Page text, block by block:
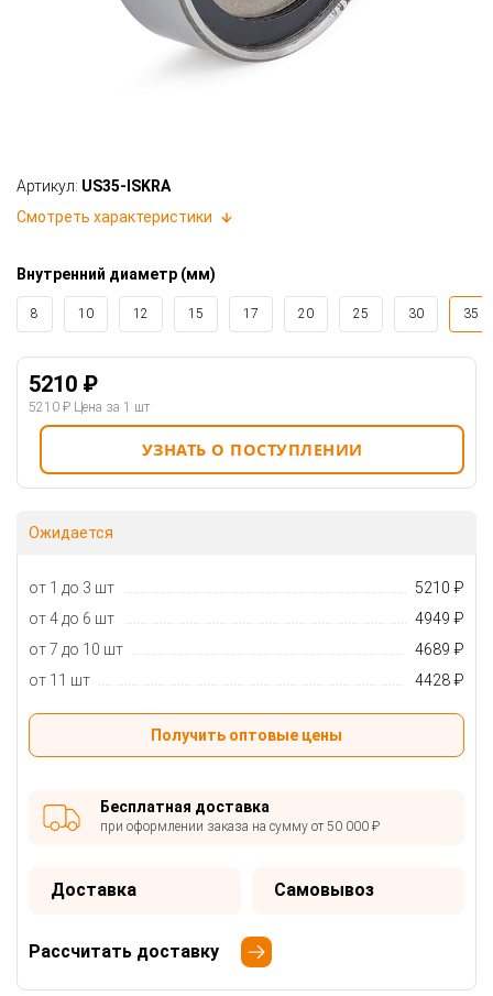
Артикул: US35-ISKRA
Смотреть характеристики
Внутренний диаметр (мм)
8 10 12 15 17 20 25 30 35
5210 ₽
5210 ₽ Цена за 1 шт
УЗНАТЬ О ПОСТУПЛЕНИИ
Ожидается
от 1 до 3 шт
5210 ₽
от 4 до 6 шт
4949 ₽
от 7 до 10 шт
4689 ₽
от 11 шт
4428 ₽
Получить оптовые цены
Бесплатная доставка
при оформлении заказа на сумму от 50 000 ₽
Доставка Самовывоз
Рассчитать доставку